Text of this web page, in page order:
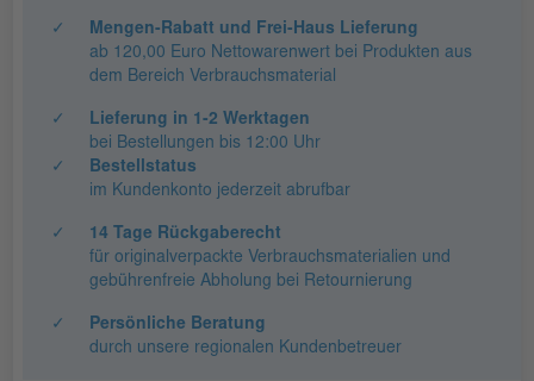
✓
Mengen-Rabatt und Frei-Haus Lieferung
ab 120,00 Euro Nettowarenwert bei Produkten aus
dem Bereich Verbrauchsmaterial
✓
Lieferung in 1-2 Werktagen
bei Bestellungen bis 12:00 Uhr
✓
Bestellstatus
im Kundenkonto jederzeit abrufbar
✓
14 Tage Rückgaberecht
für originalverpackte Verbrauchsmaterialien und
gebührenfreie Abholung bei Retournierung
✓
Persönliche Beratung
durch unsere regionalen Kundenbetreuer